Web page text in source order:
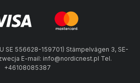
SE 556628-159701) Stämpelvägen 3, SE-
E-mail: info@nordicnest.pl Tel.
+46108085387